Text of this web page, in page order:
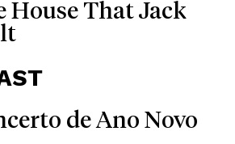
House That Jack
de Ano Novo